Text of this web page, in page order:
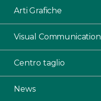
Arti Grafiche
Visual Communication
Centro taglio
News